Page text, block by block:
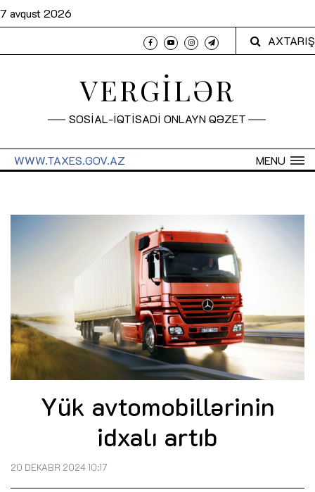
7 avqust 2026
AXTARIŞ
VERGİLƏR
SOSİAL-İQTİSADİ ONLAYN QƏZET
MENU
WWW.TAXES.GOV.AZ
Yük avtomobillərinin
idxalı artıb
20 DEKABR 2024 10:17